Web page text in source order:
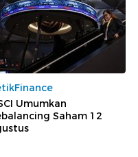
Umumkan
Saham 12